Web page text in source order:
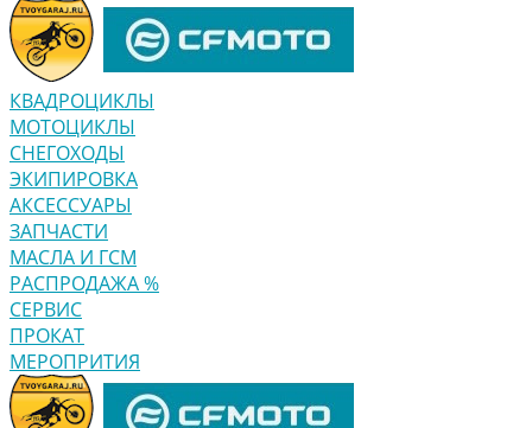
КВАДРОЦИКЛЫ
МОТОЦИКЛЫ
СНЕГОХОДЫ
ЭКИПИРОВКА
АКСЕССУАРЫ
ЗАПЧАСТИ
МАСЛА И ГСМ
РАСПРОДАЖА %
СЕРВИС
ПРОКАТ
МЕРОПРИТИЯ